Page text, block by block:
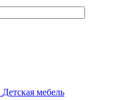
Детская мебель